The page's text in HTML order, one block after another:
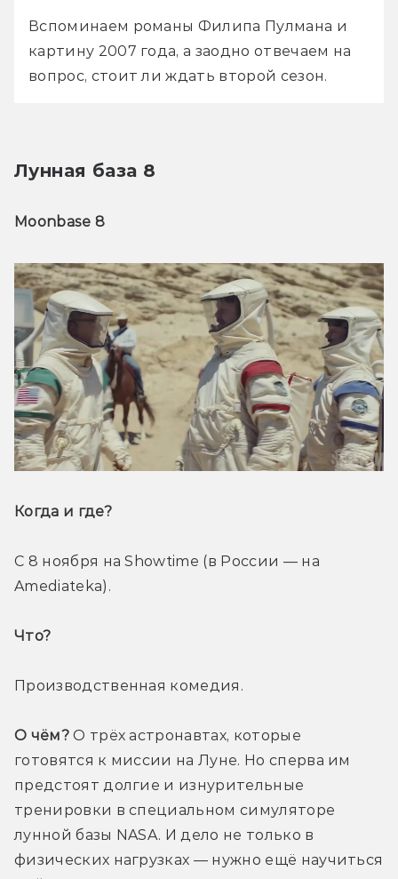
Вспоминаем романы Филипа Пулмана и
картину 2007 года, а заодно отвечаем на
вопрос, стоит ли ждать второй сезон.
Лунная база 8
Moonbase 8
Когда и где?
С 8 ноября на Showtime (в России — на
Amediateka).
Что?
Производственная комедия.
О чём? О трёх астронавтах, которые
готовятся к миссии на Луне. Но сперва им
предстоят долгие и изнурительные
тренировки в специальном симуляторе
лунной базы NASA. И дело не только в
физических нагрузках — нужно ещё научиться